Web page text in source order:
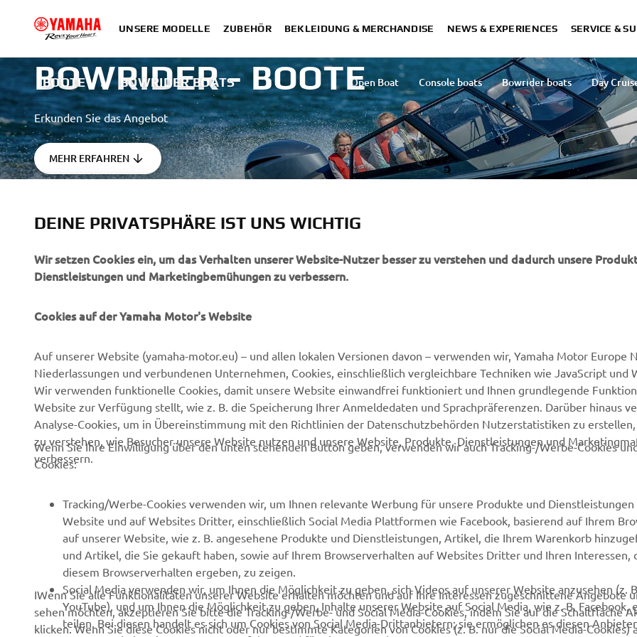
UNSERE MODELLE ZUBEHÖR BEKLEIDUNG & MERCHANDISE NEWS & EXPERIENCES SERVICE &
BOOTE BOWRIDER BOATS Open Boat Console boats Bowrider boats Day
BOWRIDER - BOOTE
Erkunden Sie das Angebot
MEHR ERFAHREN
UNTERNEHMEN
Über uns
Veranstaltungen
Presse
Kataloge
Arbeiten bei Yamaha
Grundlegende
Nachhaltigkeitsrichtlinie
Menschenrechtsrichtlinie
Whistleblower-Kanal
B2B
eBike Antriebe
Golfplätze
Rettungsdienste
Fahrschulen
Robotics
Technische Informationen
für unabhängige
Handelspartner
Yamalube Safety Data
Sheets
MEHR YAMAHA
Yamaha Racing
Yamaha Motor Global
Mobile Applikationen
Buche Deinen
Wartungstermin
Impressum
Yamaha-Händler finden
DEINE PRIVATSPHÄRE IST UNS WICHTIG
Wir setzen Cookies ein, um das Verhalten unserer Website-Nutzer besser zu verstehen und dadurch unsere
Dienstleistungen und Marketingbemühungen zu verbessern.
Cookies auf der Yamaha Motor's Website
Auf unserer Website (yamaha-motor.eu) – und allen lokalen Versionen davon – verwenden wir, Yamaha Motor Europe
Niederlassungen und verbundenen Unternehmen, Cookies, einschließlich vergleichbare Techniken wie JavaScript und
Wir verwenden funktionelle Cookies, damit unsere Website einwandfrei funktioniert und Ihnen grundlegende
Website zur Verfügung stellt, wie z. B. die Speicherung Ihrer Anmeldedaten und Sprachpräferenzen. Darüber hinaus
Analyse-Cookies, um in Übereinstimmung mit den Richtlinien der Datenschutzbehörden Nutzerstatistiken zu
zu verstehen, wie Besucher unsere Website nutzen und unsere Website, Produkte, Dienstleistungen und
verbessern.
Wenn Sie Ihre Einwilligung über den unten stehenden Button geben, verwenden wir auch Tracking-/Werbe-Cookies
Cookies:
Tracking/Werbe-Cookies verwenden wir, um Ihnen relevante Werbung für unsere Produkte und
Website und auf Websites Dritter, einschließlich Social Media Plattformen wie Facebook, basierend auf Ihrem
auf unserer Website, wie z. B. angesehene Produkte und Dienstleistungen, Artikel, die Ihrem Warenkorb
und Artikel, die Sie gekauft haben, sowie auf Ihrem Browserverhalten auf Websites Dritter und Ihren Interessen,
diesem Browserverhalten ergeben, zu zeigen.
Social Media verwenden wir, um Ihnen die Möglichkeit zu geben, sich Videos auf unserer Website anzusehen (z.
YouTube), und um Ihnen die Möglichkeit zu geben, Inhalte unserer Website auf Social Media, wie z. B. Facebook,
teilen. Bei diesen handelt es sich um Cookies von Social Media-Drittanbietern; sie ermöglichen es diesen
IWenn Sie alle Funktionalitäten unserer Website erhalten möchten und auf Ihre Interessen zugeschnittene Angebote
sehen möchten, akzeptieren Sie bitte die Tracking-/Werbe- und Social Media-Cookies, indem Sie auf die Schaltfläche
klicken. Wenn Sie diese Cookies nicht oder nur bestimmte Kategorien von Cookies (z. B. nur die Social Media-Cookies)